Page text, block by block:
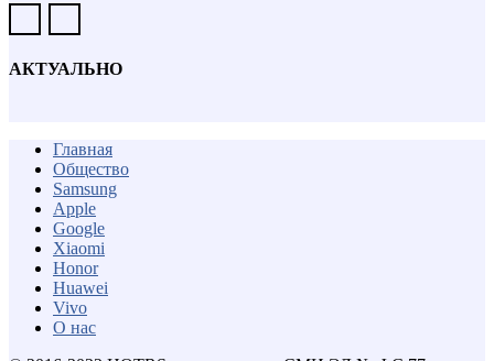
АКТУАЛЬНО
Главная
Общество
Samsung
Apple
Google
Xiaomi
Honor
Huawei
Vivo
О нас